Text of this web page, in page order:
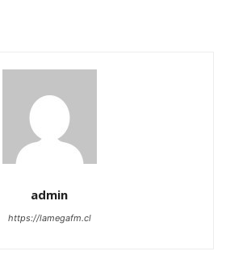
admin
https://lamegafm.cl